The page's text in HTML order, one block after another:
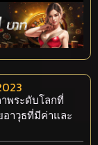
พระดับโลกที่
อาวุธที่มีค่าและ